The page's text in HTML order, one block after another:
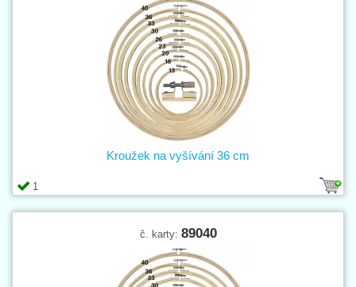
1
Kroužek na vyšívání 36 cm
č. karty: 89040